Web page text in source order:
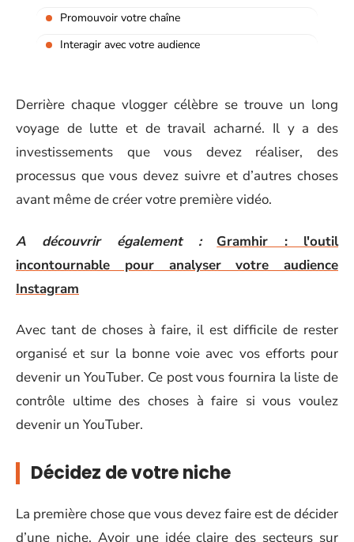
Promouvoir votre chaîne
Interagir avec votre audience
Derrière chaque vlogger célèbre se trouve un long
voyage de lutte et de travail acharné. Il y a des
investissements que vous devez réaliser, des
processus que vous devez suivre et d’autres choses
avant même de créer votre première vidéo.
A découvrir également :
Gramhir : l'outil
incontournable pour analyser votre audience
Instagram
Avec tant de choses à faire, il est difficile de rester
organisé et sur la bonne voie avec vos efforts pour
devenir un YouTuber. Ce post vous fournira la liste de
contrôle ultime des choses à faire si vous voulez
devenir un YouTuber.
Décidez de votre niche
La première chose que vous devez faire est de décider
d’une niche. Avoir une idée claire des secteurs sur